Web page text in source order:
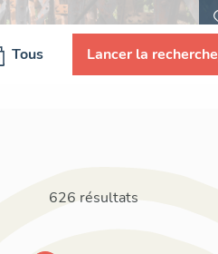
Tous Lancer la recherche
626 résultats